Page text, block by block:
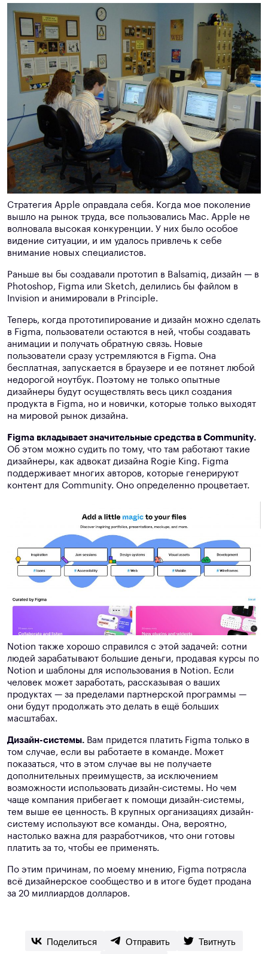
Стратегия Apple оправдала себя. Когда мое поколение
вышло на рынок труда, все пользовались Mac. Apple не
волновала высокая конкуренции. У них было особое
видение ситуации, и им удалось привлечь к себе
внимание новых специалистов.
Раньше вы бы создавали прототип в Balsamiq, дизайн — в
Photoshop, Figma или Sketch, делились бы файлом в
Invision и анимировали в Principle.
Теперь, когда прототипирование и дизайн можно сделать
в Figma, пользователи остаются в ней, чтобы создавать
анимации и получать обратную связь. Новые
пользователи сразу устремляются в Figma. Она
бесплатная, запускается в браузере и ее потянет любой
недорогой ноутбук. Поэтому не только опытные
дизайнеры будут осуществлять весь цикл создания
продукта в Figma, но и новички, которые только выходят
на мировой рынок дизайна.
Figma вкладывает значительные средства в Community.
Об этом можно судить по тому, что там работают такие
дизайнеры, как адвокат дизайна Rogie King. Figma
поддерживает многих авторов, которые генерируют
контент для Community. Оно определенно процветает.
Notion также хорошо справился с этой задачей: сотни
людей зарабатывают большие деньги, продавая курсы по
Notion и шаблоны для использования в Notion. Если
человек может заработать, рассказывая о ваших
продуктах — за пределами партнерской программы —
они будут продолжать это делать в ещё больших
масштабах.
Дизайн-системы. Вам придется платить Figma только в
том случае, если вы работаете в команде. Может
показаться, что в этом случае вы не получаете
дополнительных преимуществ, за исключением
возможности использовать дизайн-системы. Но чем
чаще компания прибегает к помощи дизайн-системы,
тем выше ее ценность. В крупных организациях дизайн-
систему используют все команды. Она, вероятно,
настолько важна для разработчиков, что они готовы
платить за то, чтобы ее применять.
По этим причинам, по моему мнению, Figma потрясла
всё дизайнерское сообщество и в итоге будет продана
за 20 миллиардов долларов.
Поделиться Отправить
Твитнуть